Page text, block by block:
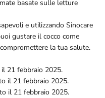
basate sulle letture
e utilizzando Sinocare
gustare il cocco come
la tua salute.
21 febbraio 2025.
il 21 febbraio 2025.
il 21 febbraio 2025.